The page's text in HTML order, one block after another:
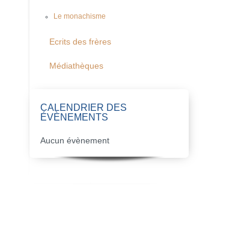
Le monachisme
Ecrits des frères
Médiathèques
CALENDRIER DES
ÉVÈNEMENTS
Aucun évènement